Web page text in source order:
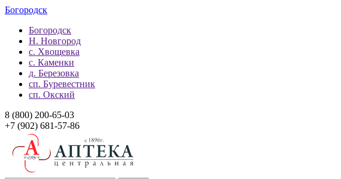
Богородск
Богородск
Н. Новгород
с. Хвощевка
с. Каменки
д. Березовка
сп. Буревестник
сп. Окский
8 (800) 200-65-03
+7 (902) 681-57-86